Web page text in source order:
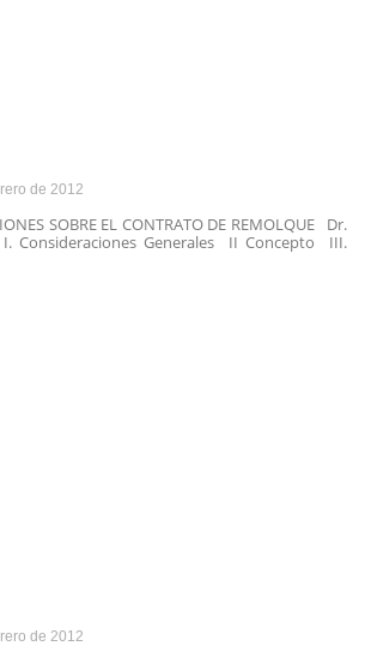
de 2012
SOBRE EL CONTRATO DE REMOLQUE Dr.
I. Consideraciones Generales II Concepto III.
de 2012